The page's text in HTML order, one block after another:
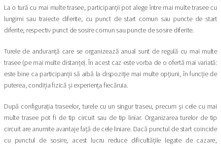
La o tură cu mai multe trasee, participanții pot alege între mai multe trasee cu
lungimi sau traiecte diferite, cu punct de start comun sau puncte de start
diferite, respectiv punct de sosire comun sau puncte de sosire diferite.
Turele de anduranță care se organizează anual sunt de regulă cu mai multe
trasee (pe mai multe distanțe). În acest caz este vorba de o ofertă mai variată:
este bine ca participanții să aibă la dispoziție mai multe opțiuni, în funcție de
puterea, condiția fizică și experiența fiecăruia.
După configurația traseelor, turele cu un singur traseu, precum și cele cu mai
multe trasee pot fi de tip circuit sau de tip liniar. Organizarea turelor de tip
circuit are anumite avantaje față de cele liniare. Dacă punctul de start coincide
cu punctul de sosire, acest lucru reduce dificultățile legate de cazare,